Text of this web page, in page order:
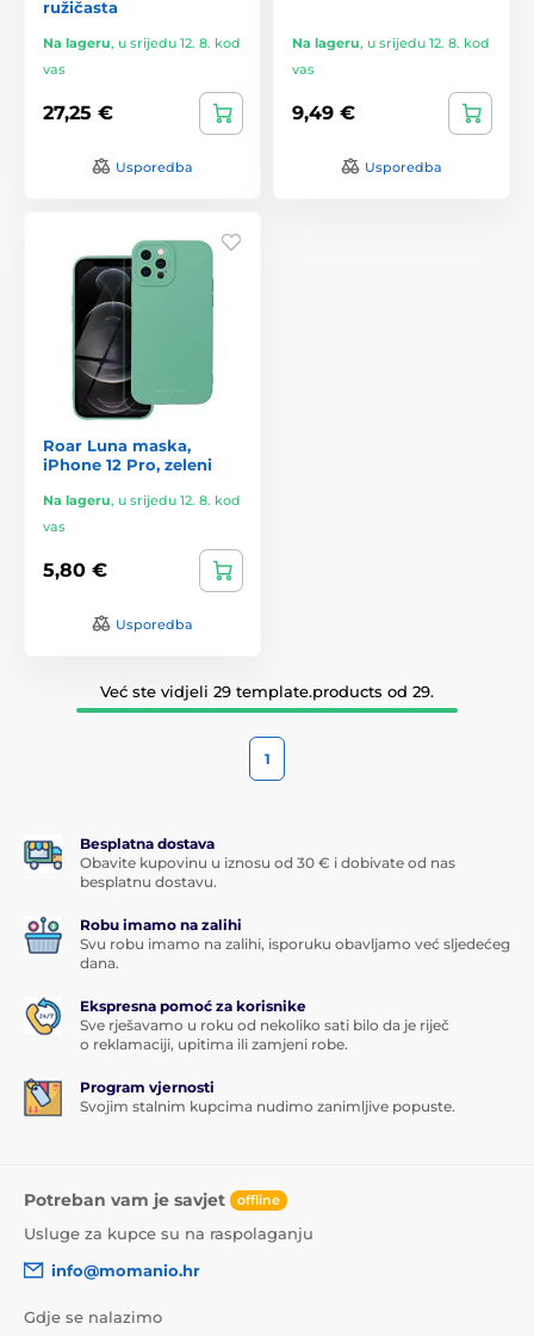
ružičasta
Na lageru, u srijedu 12. 8. kod
vas
27,25 €
Usporedba
Na lageru, u srijedu 12. 8. kod
vas
9,49 €
Usporedba
Roar Luna maska,
iPhone 12 Pro, zeleni
Na lageru, u srijedu 12. 8. kod
vas
5,80 €
Usporedba
Već ste vidjeli 29 template.products od 29.
1
Besplatna dostava
Obavite kupovinu u iznosu od 30 € i dobivate od nas
besplatnu dostavu.
Robu imamo na zalihi
Svu robu imamo na zalihi, isporuku obavljamo već sljedećeg
dana.
Ekspresna pomoć za korisnike
Sve rješavamo u roku od nekoliko sati bilo da je riječ
o reklamaciji, upitima ili zamjeni robe.
Program vjernosti
Svojim stalnim kupcima nudimo zanimljive popuste.
Potreban vam je savjet offline
Usluge za kupce su na raspolaganju
info@momanio.hr
Gdje se nalazimo